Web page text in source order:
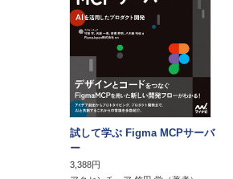
試して学ぶ Figma MCPサーバ
ー
3,388円